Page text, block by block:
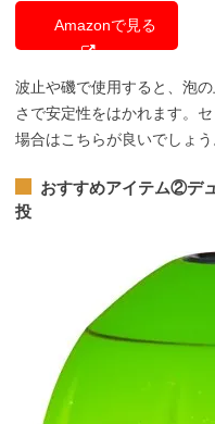
Amazonで見る
波止や磯で使用すると、 泡
さで安定性をはかれます。
場合はこちらが良いでしょう
おすすめアイテム②デ
投